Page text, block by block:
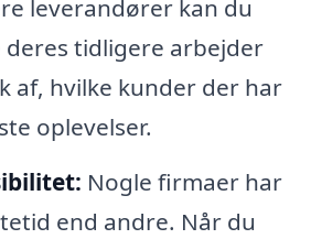
leverandører kan du
deres tidligere arbejder
af, hvilke kunder der har
oplevelser.
Nogle firmaer har
end andre. Når du